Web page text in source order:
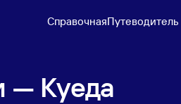
СправочнаяПутеводитель
— Куеда